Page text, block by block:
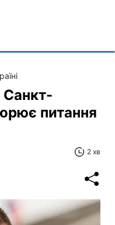
Санкт-
питання
2 хв